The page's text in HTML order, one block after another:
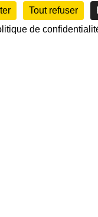
Tout refuser
de